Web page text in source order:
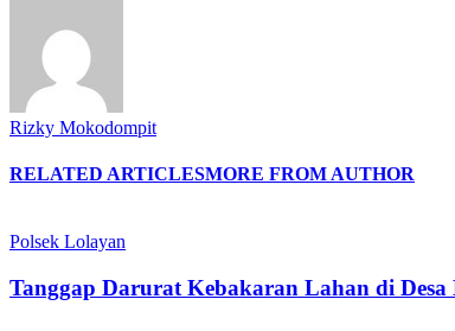
Rizky Mokodompit
RELATED ARTICLESMORE FROM AUTHOR
Polsek Lolayan
Tanggap Darurat Kebakaran Lahan di